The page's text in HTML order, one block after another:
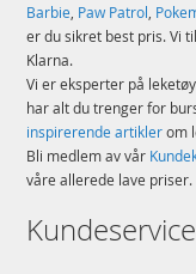
Barbie, Paw Patrol,
er du sikret best pris. Vi
Klarna.
Vi er eksperter på
har alt du trenger for
inspirerende artiklerom
Bli medlem av vår
våre allerede lave priser.
Kundeservice